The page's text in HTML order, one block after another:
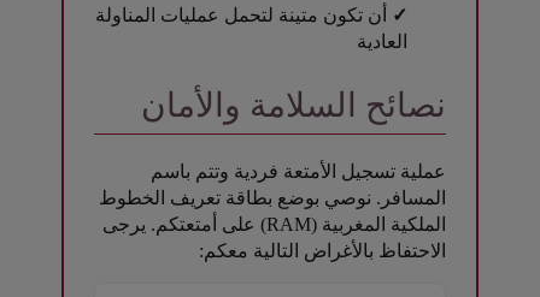
✓ أن تكون متينة لتحمل عمليات المناولة
العادية
نصائح السلامة والأمان
عملية تسجيل الأمتعة فردية وتتم باسم
المسافر. نوصي بوضع بطاقة تعريف الخطوط
الملكية المغربية (RAM) على أمتعتكم. يرجى
الاحتفاظ بالأغراض التالية معكم: